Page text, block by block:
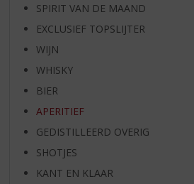
SPIRIT VAN DE MAAND
EXCLUSIEF TOPSLIJTER
WIJN
WHISKY
BIER
APERITIEF
GEDISTILLEERD OVERIG
SHOTJES
KANT EN KLAAR